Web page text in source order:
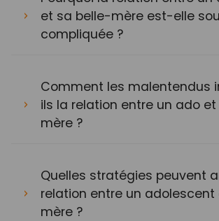
et sa belle-mère est-elle
compliquée ?
Comment les malentendus
ils la relation entre un ado
mère ?
Quelles stratégies peuvent
relation entre un
mère ?